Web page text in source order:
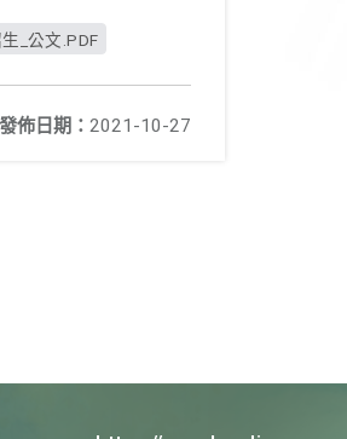
_公文.PDF
發佈日期： 2021-10-27